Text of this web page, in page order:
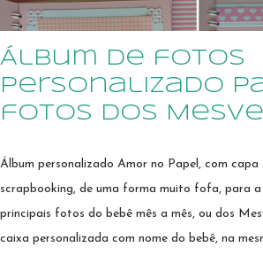
ser vendida em kits personalizados de acordo
Álbum de fotos
personalizado
fotos dos
Álbum personalizado Amor no Papel, com capa
scrapbooking, de uma forma muito fofa, para a
principais fotos do bebê mês a mês, ou dos
caixa personalizada com nome do bebê, na